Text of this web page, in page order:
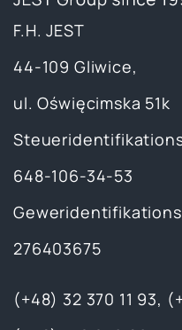
F.H. JEST
44-109 Gliwice,
ul. Oświęcimska 51k
648-106-34-53
276403675
(+48) 32 370 11 93,